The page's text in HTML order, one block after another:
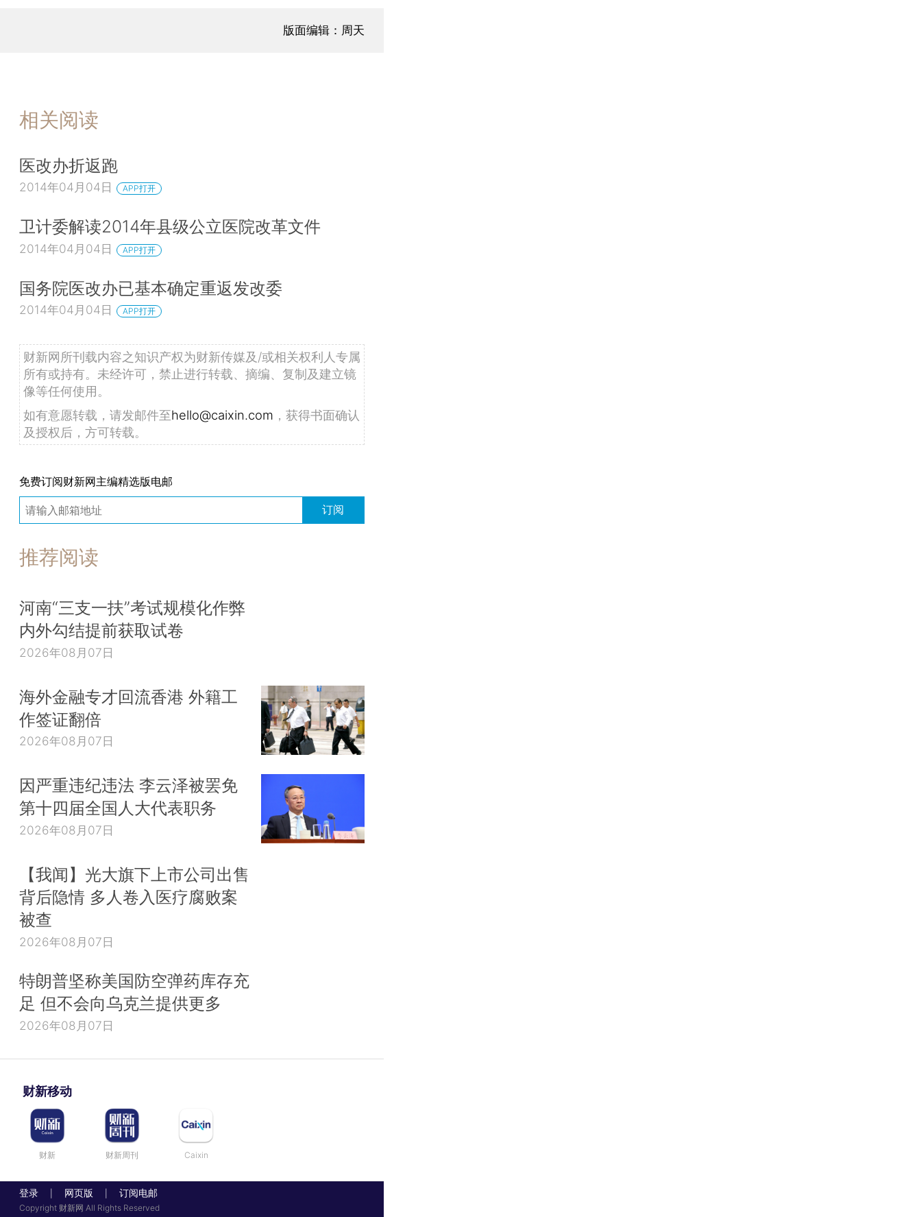
版面编辑：周天
相关阅读
医改办折返跑
2014年04月04日 APP打开
卫计委解读2014年县级公立医院改革文件
2014年04月04日 APP打开
国务院医改办已基本确定重返发改委
2014年04月04日 APP打开
财新网所刊载内容之知识产权为财新传媒及/或相关权利人专属
所有或持有。未经许可，禁止进行转载、摘编、复制及建立镜
像等任何使用。
如有意愿转载，请发邮件至hello@caixin.com ，获得书面确认
及授权后，方可转载。
免费订阅财新网主编精选版电邮
订阅
推荐阅读
河南“三支一扶”考试规模化作弊
内外勾结提前获取试卷
2026年08月07日
海外金融专才回流香港 外籍工
作签证翻倍
2026年08月07日
因严重违纪违法 李云泽被罢免
第十四届全国人大代表职务
2026年08月07日
【我闻】光大旗下上市公司出售
背后隐情 多人卷入医疗腐败案
被查
2026年08月07日
特朗普坚称美国防空弹药库存充
足 但不会向乌克兰提供更多
2026年08月07日
财新移动
财新 财新周刊 Caixin
登录 网页版 订阅电邮
Copyright 财新网 All Rights Reserved